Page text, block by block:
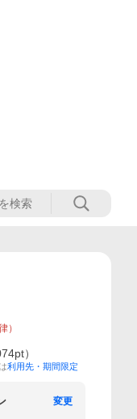
）
pt）
利用先・期間限定
変更